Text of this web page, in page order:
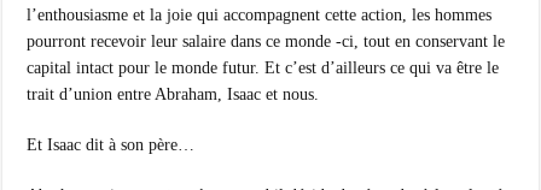
l’enthousiasme et la joie qui accompagnent cette action, les hommes
pourront recevoir leur salaire dans ce monde -ci, tout en conservant le
capital intact pour le monde futur. Et c’est d’ailleurs ce qui va être le
trait d’union entre Abraham, Isaac et nous.
Et Isaac dit à son père…